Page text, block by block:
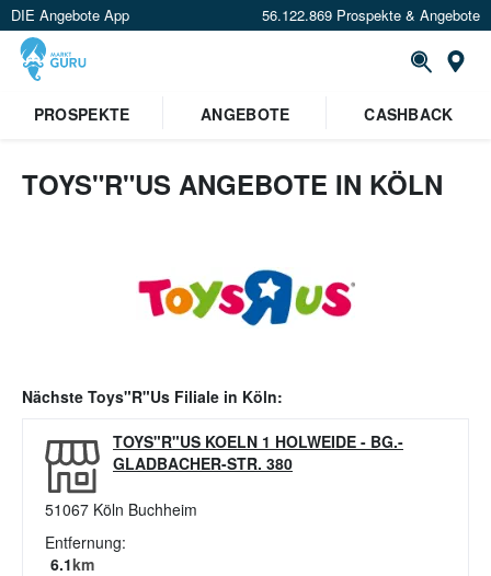
DIE Angebote App 56.122.869 Prospekte & Angebote
PROSPEKTE
ANGEBOTE CASHBACK
TOYS"R"US ANGEBOTE IN KÖLN
Nächste Toys"R"Us Filiale in Köln:
TOYS"R"US KOELN 1 HOLWEIDE - BG.-
GLADBACHER-STR. 380
51067 Köln Buchheim
Entfernung:
6.1km